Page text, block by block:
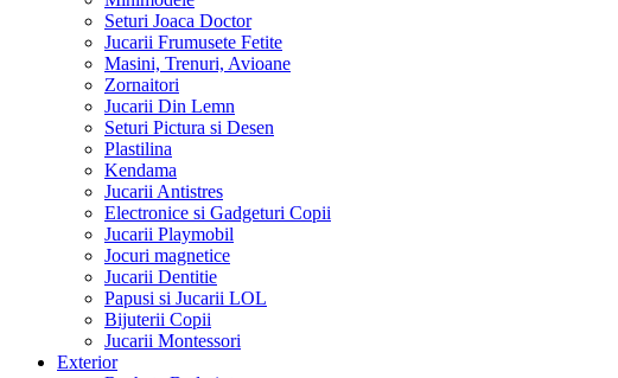
Seturi Joaca Doctor
Jucarii Frumusete Fetite
Masini, Trenuri, Avioane
Zornaitori
Jucarii Din Lemn
Seturi Pictura si Desen
Plastilina
Kendama
Jucarii Antistres
Electronice si Gadgeturi Copii
Jucarii Playmobil
Jocuri magnetice
Jucarii Dentitie
Papusi si Jucarii LOL
Bijuterii Copii
Jucarii Montessori
Exterior